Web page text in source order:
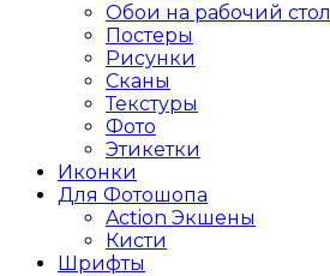
Обои на рабочий стол
Постеры
Рисунки
Сканы
Текстуры
Фото
Этикетки
Иконки
Для Фотошопа
Action Экшены
Кисти
Шрифты